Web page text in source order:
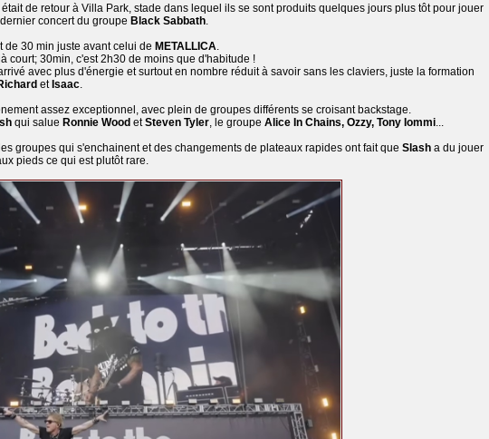
était de retour à Villa Park, stade dans lequel ils se sont produits quelques jours plus tôt pour jouer
concert du groupe Black Sabbath.
de 30 min juste avant celui de METALLICA.
court; 30min, c'est 2h30 de moins que d'habitude !
avec plus d'énergie et surtout en nombre réduit à savoir sans les claviers, juste la formation
et Isaac.
assez exceptionnel, avec plein de groupes différents se croisant backstage.
qui salue Ronnie Wood etSteven Tyler, le groupe Alice In Chains, Ozzy, Tony Iommi...
groupes qui s'enchainent et des changements de plateaux rapides ont fait que Slash a du jouer
pieds ce qui est plutôt rare.